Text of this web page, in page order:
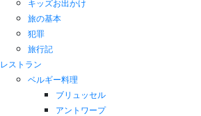
キッズお出かけ
旅の基本
犯罪
旅行記
レストラン
ベルギー料理
ブリュッセル
アントワープ